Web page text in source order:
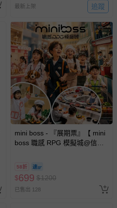
最新上架 追蹤
mini boss - 『展期票』【 mini
boss 職感 RPG 模擬城@信義
期作廢) (兒童票(2歲以上)贈一
名陪伴成人)
58折
$699 $1200
已售出 128